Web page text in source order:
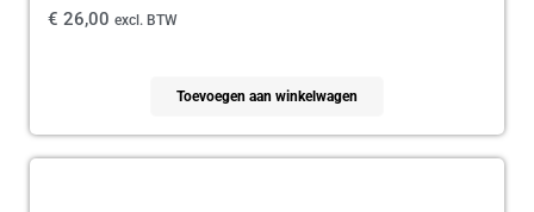
€ 26,00 excl. BTW
Toevoegen aan winkelwagen